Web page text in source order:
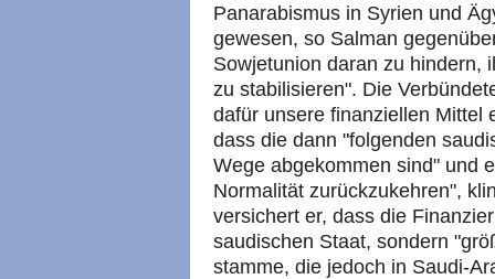
Panarabismus in Syrien und
gewesen, so Salman
Sowjetunion daran zu hindern,
zu stabilisieren". Die
dafür unsere finanziellen Mittel
dass die dann "folgenden
Wege abgekommen sind" und
Normalität zurückzukehren",
versichert er, dass die
saudischen Staat, sondern
stamme, die jedoch in Saudi-